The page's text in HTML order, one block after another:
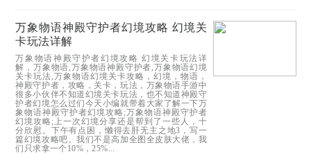
万象物语神殿守护者幻境攻略 幻境关
卡玩法详解
万象物语神殿守护者幻境攻略 幻境关卡玩法详
解，万象物语,万象物语神殿守护者,万象物语幻境
关卡玩法,万象物语幻境关卡攻略，幻境，物语，
神殿守护者，攻略，关卡，玩法，万象物语手游中
很多小伙伴不知道幻境关卡玩法，也不知道神殿守
护者幻境怎么过们今天小编就带着大家了解一下万
象物语神殿守护者幻境攻略;万象物语神殿守护者
幻境攻略;上一次幻境分享还是帮到了一些人，十
分欣慰。下午有点困，懒得去肝无主之地3，写一
篇幻境攻略吧。我们不是高加全图全皮肤大佬，我
们只求拿一个10%，25%...